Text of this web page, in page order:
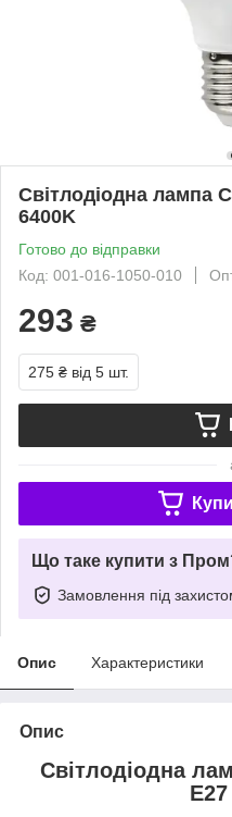
Світлодіодна лампа
6400K
Готово до відправки
Код: 001-016-1050-010
293 ₴
275 ₴ від 5 шт.
Що таке купити з
Замовлення під
Опис Характеристики
Опис
Світлодіодна